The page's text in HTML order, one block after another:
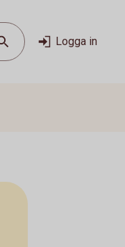
Logga in